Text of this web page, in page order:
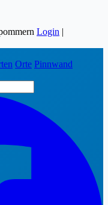
Login |
Orte Pinnwand